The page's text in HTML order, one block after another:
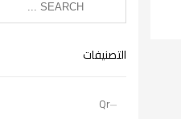
التصنيفات
Qr